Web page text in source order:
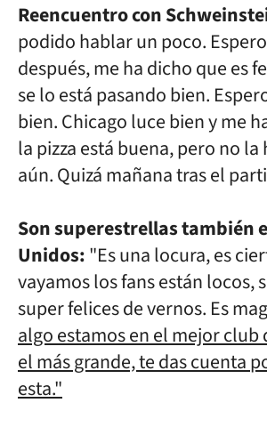
Reencuentro con
podido hablar un poco.
después, me ha dicho que es
se lo está pasando bien.
bien. Chicago luce bien y me
la pizza está buena, pero no
aún. Quizá mañana tras el
Son superestrellas también
Unidos:"Es una locura, es
vayamos los fans están locos,
super felices de vernos. Es
algo estamos en el mejor club
el más grande, te das cuenta
esta."